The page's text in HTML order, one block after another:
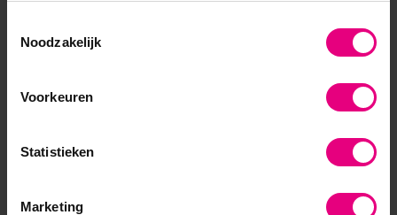
Noodzakelijk
Voorkeuren
Statistieken
Marketing
- Gelieerd aan de RUG
- Faculteit overstijgend